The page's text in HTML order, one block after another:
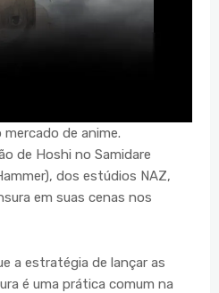
de anime.
de Hoshi no Samidare
dos estúdios NAZ,
em suas cenas nos
a estratégia de lançar as
é uma prática comum na